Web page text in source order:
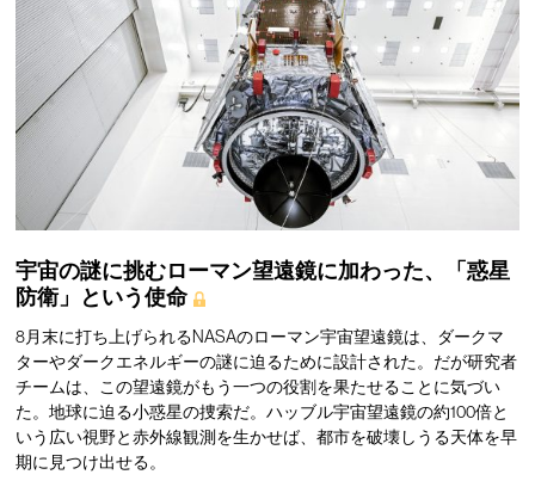
宇宙の謎に挑むローマン望遠鏡に加わった、「惑星
防衛」という使命
8月末に打ち上げられるNASAのローマン宇宙望遠鏡は、ダークマ
ターやダークエネルギーの謎に迫るために設計された。だが研究者
チームは、この望遠鏡がもう一つの役割を果たせることに気づい
た。地球に迫る小惑星の捜索だ。ハッブル宇宙望遠鏡の約100倍と
いう広い視野と赤外線観測を生かせば、都市を破壊しうる天体を早
期に見つけ出せる。